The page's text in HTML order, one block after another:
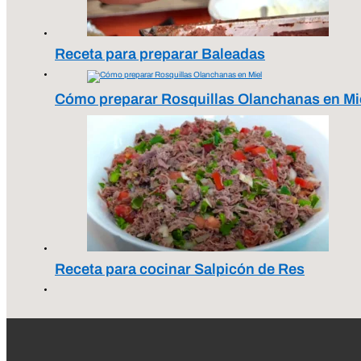
Receta para preparar Baleadas
Cómo preparar Rosquillas Olanchanas en
Receta para cocinar Salpicón de Res